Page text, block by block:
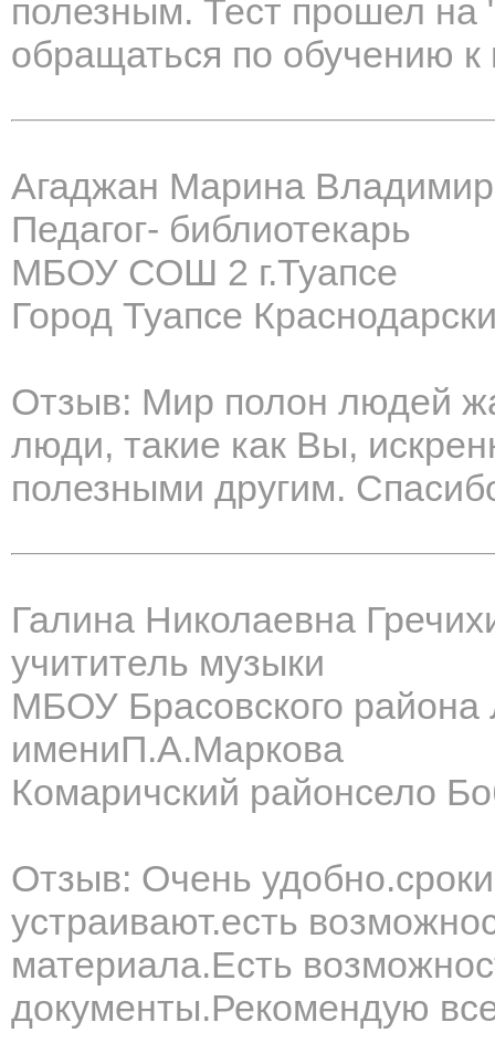
полезным. Тест прошел на
обращаться по обучению к
Агаджан Марина
Педагог- библиотекарь
МБОУ СОШ 2 г.Туапсе
Город Туапсе
Отзыв: Мир полон людей
люди, такие как Вы,
полезными другим.
Галина Николаевна
учититель музыки
МБОУ Брасовского
имениП.А.Маркова
Комаричский районсело
Отзыв: Очень
устраивают.есть
материала.Есть
документы.Рекомендую